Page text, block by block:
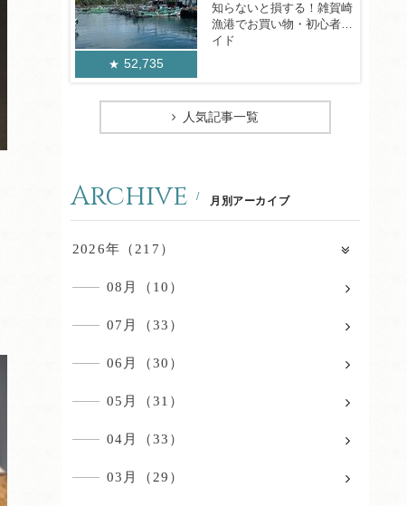
52,735
知らないと損する！雑賀崎
漁港でお買い物・初心者ガ
イド
人気記事一覧
Archive 月別アーカイブ
2026年（217）
08月（10）
07月（33）
06月（30）
05月（31）
04月（33）
03月（29）